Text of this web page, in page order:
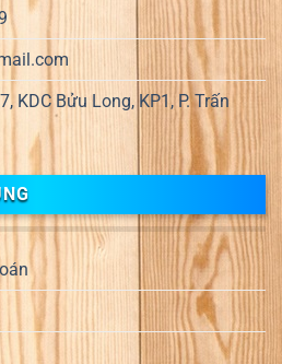
KDC Bửu Long, KP1, P. Trấn